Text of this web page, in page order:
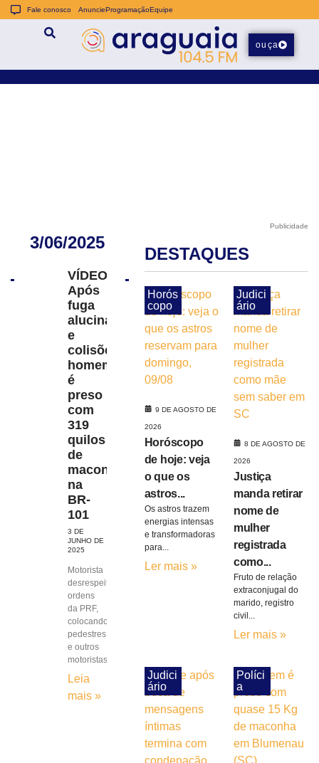
Fale conosco AnuncieProgramaçãoEquipe
ouça
Publicidade
3/06/2025
VÍDEO:
Após
fuga
alucinada
e
colisões,
homem
é
preso
com
319
quilos
de
maconha
na
BR-
101
3 DE
JUNHO DE
2025
Motorista
desrespeitou
ordens
da PRF,
colocando
pedestres
e outros
motoristas
Leia
mais »
DESTAQUES
Horós
copo
9 DE AGOSTO DE
2026
Horóscopo
de hoje: veja
o que os
astros...
Os astros trazem
energias intensas
e transformadoras
para...
Ler mais »
Judici
ário
8 DE AGOSTO DE
2026
Justiça
manda retirar
nome de
mulher
registrada
como...
Fruto de relação
extraconjugal do
marido, registro
civil...
Ler mais »
Judici
ário
Políci
a